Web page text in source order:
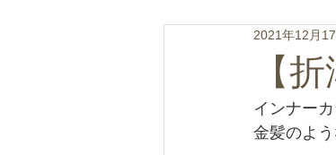
【
2021年12月
インナー
金髪のよ